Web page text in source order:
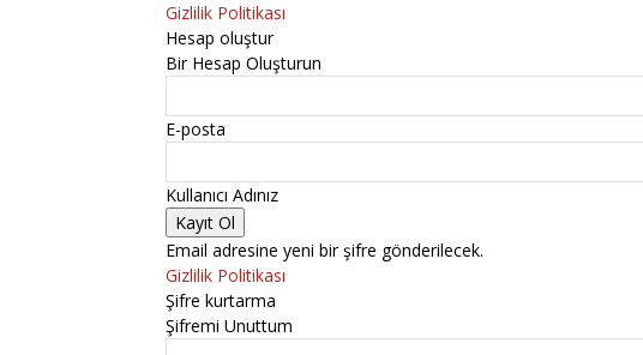
Gizlilik Politikası
Hesap oluştur
Bir Hesap Oluşturun
E-posta
Kullanıcı Adınız
Email adresine yeni bir şifre gönderilecek.
Gizlilik Politikası
Şifre kurtarma
Şifremi Unuttum